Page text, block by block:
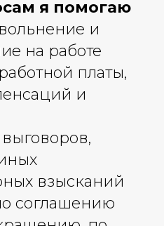
я помогаю
и
на работе
платы,
и
взысканий
соглашению